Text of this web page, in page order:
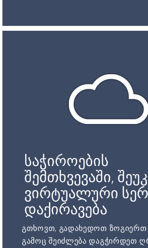
საჭიროების
შემთხვევაში,
ვირტუალური
დაქირავება
გთხოვთ, გადახედოთ ზოგიერთ
გამოც შეიძლება დაგჭირდეთ